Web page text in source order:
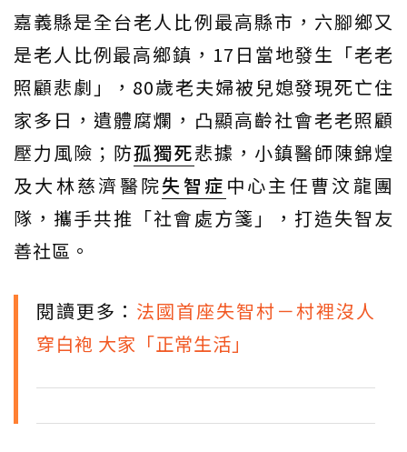
嘉義縣是全台老人比例最高縣市，六腳鄉又
是老人比例最高鄉鎮，17日當地發生「老老
照顧悲劇」，80歲老夫婦被兒媳發現死亡住
家多日，遺體腐爛，凸顯高齡社會老老照顧
壓力風險；防孤獨死悲據，小鎮醫師陳錦煌
及大林慈濟醫院失智症 中心主任曹汶龍團
隊，攜手共推「社會處方箋」，打造失智友
善社區。
閱讀更多： 法國首座失智村－村裡沒人
穿白袍 大家「正常生活」